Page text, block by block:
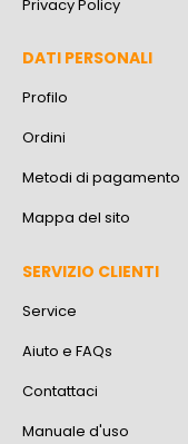
Privacy Policy
DATI PERSONALI
Profilo
Ordini
Metodi di pagamento
Mappa del sito
SERVIZIO CLIENTI
Service
Aiuto e FAQs
Contattaci
Manuale d'uso